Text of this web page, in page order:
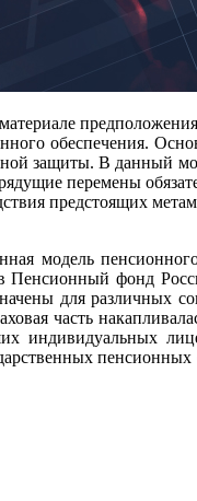
обеспечения.
защиты. В данный
перемены
предстоящих
модель
в Пенсионный фонд
для различных
часть
индивидуальных